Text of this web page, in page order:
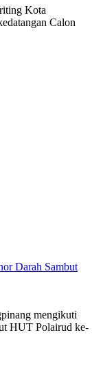
Kota
Calon
Darah Sambut
mengikuti
HUT Polairud ke-